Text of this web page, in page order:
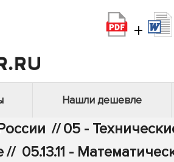
+
Нашли дешевле
// 05 -
// 05.13.11 -